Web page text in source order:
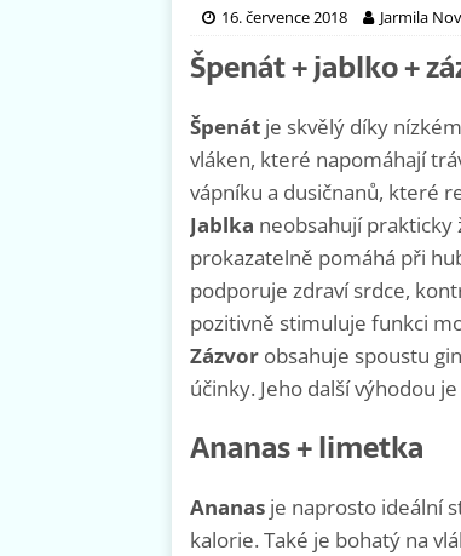
16. července 2018 Jarmila
Špenát + jablko +
Špenát je skvělý díky
vláken, které napomáhají
vápníku a dusičnanů, které
Jablka neobsahují prakticky
prokazatelně pomáhá při
podporuje zdraví srdce,
pozitivně stimuluje funkci
Zázvor obsahuje spoustu
účinky. Jeho další výhodou
Ananas + limetka
Ananas je naprosto ideální
kalorie. Také je bohatý na